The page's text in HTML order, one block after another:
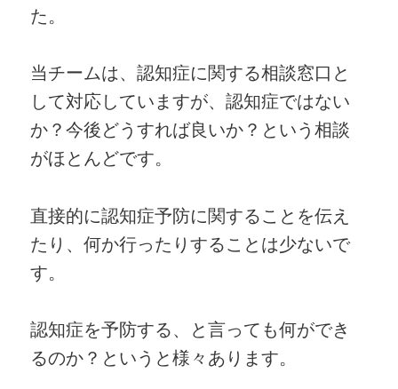
た。
当チームは、認知症に関する相談窓口と
して対応していますが、認知症ではない
か？今後どうすれば良いか？という相談
がほとんどです。
直接的に認知症予防に関することを伝え
たり、何か行ったりすることは少ないで
す。
認知症を予防する、と言っても何ができ
るのか？というと様々あります。